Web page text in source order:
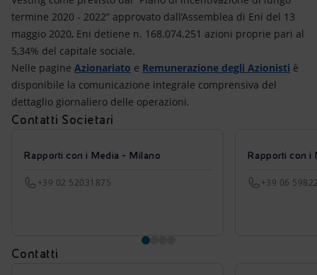
termine 2020 - 2022” approvato dall’Assemblea di Eni del 13
maggio 2020, Eni detiene n. 168.074.251 azioni proprie pari al
5,34% del capitale sociale.
Nelle pagine Azionariato e Remunerazione degli Azionisti è
disponibile la comunicazione integrale comprensiva del
dettaglio giornaliero delle operazioni.
Contatti Societari
Rapporti con i Media - Milano
+39 02 52031875
Rapporti con i
+39 06
Contatti